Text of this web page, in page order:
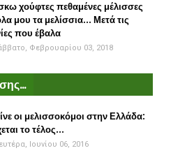
χούφτες πεθαμένες μέλισσες
μου τα μελίσσια... Μετά τις
που έβαλα
Φεβρουαρίου 03, 2018
οι μελισσοκόμοι στην Ελλάδα:
το τέλος...
Ιουνίου 06, 2016